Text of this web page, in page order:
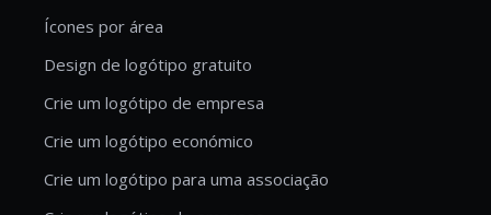
Ícones por área
Design de logótipo gratuito
Crie um logótipo de empresa
Crie um logótipo económico
Crie um logótipo para uma associação